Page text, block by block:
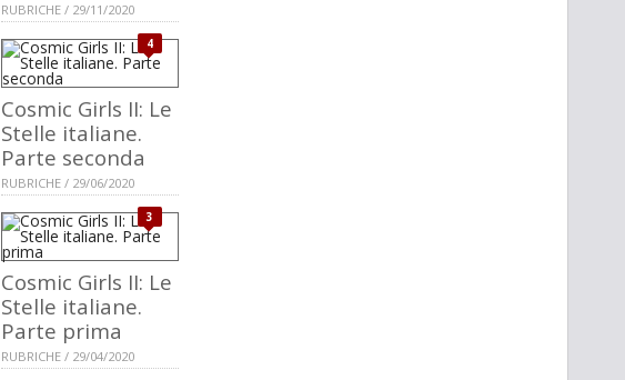
RUBRICHE / 29/11/2020
4
Cosmic Girls II: Le
Stelle italiane.
Parte seconda
RUBRICHE / 29/06/2020
3
Cosmic Girls II: Le
Stelle italiane.
Parte prima
RUBRICHE / 29/04/2020